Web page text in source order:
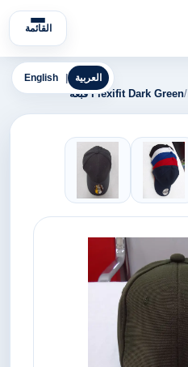
القائمة
English العربية
/Flexifit Dark Green قبعة